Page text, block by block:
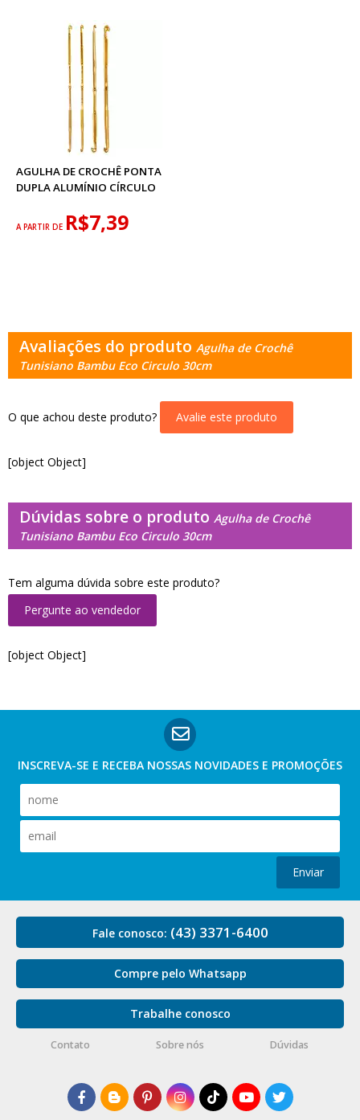
AGULHA DE CROCHÊ PONTA
DUPLA ALUMÍNIO CÍRCULO
A PARTIR DE R$7,39
Avaliações do produto Agulha de Crochê
Tunisiano Bambu Eco Circulo 30cm
O que achou deste produto? Avalie este produto
[object Object]
Dúvidas sobre o produto Agulha de Crochê
Tunisiano Bambu Eco Circulo 30cm
Tem alguma dúvida sobre este produto?
Pergunte ao vendedor
[object Object]
INSCREVA-SE E RECEBA NOSSAS NOVIDADES E PROMOÇÕES
Enviar
Fale conosco: (43) 3371-6400
Compre pelo Whatsapp
Trabalhe conosco
Contato Sobre nós Dúvidas